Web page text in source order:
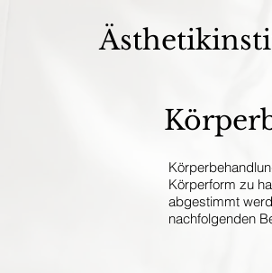
Körperform zu
abgestimmt
nachfolgenden